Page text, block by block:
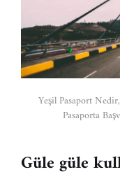
Yeşil Pasaport
Pasaporta
Güle güle